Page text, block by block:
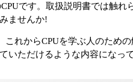
です。取扱説明書では触れ
ませんか!
れからCPUを学ぶ人のため
いただけるような内容になって